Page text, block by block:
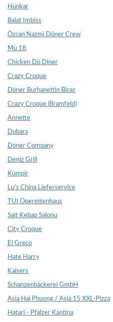
Hünkar
Balat Imbiss
Özcan Nazmi Döner Crew
Mü 18
Chicken Dö Diner
Crazy Croque
Döner Burhanettin Bicer
Crazy Croque (Bramfeld)
Annette
Dubara
Döner Company
Deniz Grill
Kumpir
Lu's China Lieferservice
TUI Operettenhaus
Sait Kebap Salonu
City Croque
El Greco
Hate Harry
Kaisers
Schanzenbäckerei GmbH
Asia Hai Phuong / Asia 15 XXL-Pizza
Hatari - Pfälzer Kantina